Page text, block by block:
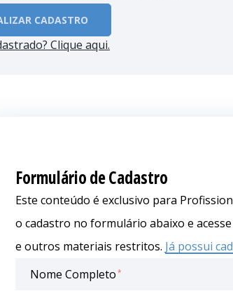
CADASTRO
Clique aqui.
Formulário de Cadastro
Este conteúdo é exclusivo para
o cadastro no formulário abaixo e
e outros materiais restritos. Já possui
Nome Completo*